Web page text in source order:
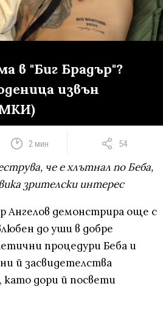
в "Биг Брадър"?
извън
2 мин 54
че е хлътнал по Беба,
зрителски интерес
Ангелов демонстрира още с
до уши в добре
процедури Беба и
й засвидетелства
като дори й посвети